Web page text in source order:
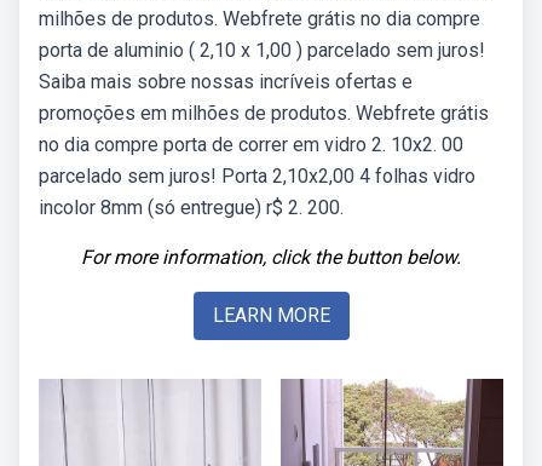
milhões de produtos. Webfrete grátis no dia compre
porta de aluminio ( 2,10 x 1,00 ) parcelado sem juros!
Saiba mais sobre nossas incríveis ofertas e
promoções em milhões de produtos. Webfrete grátis
no dia compre porta de correr em vidro 2. 10x2. 00
parcelado sem juros! Porta 2,10x2,00 4 folhas vidro
incolor 8mm (só entregue) r$ 2. 200.
For more information, click the button below.
LEARN MORE